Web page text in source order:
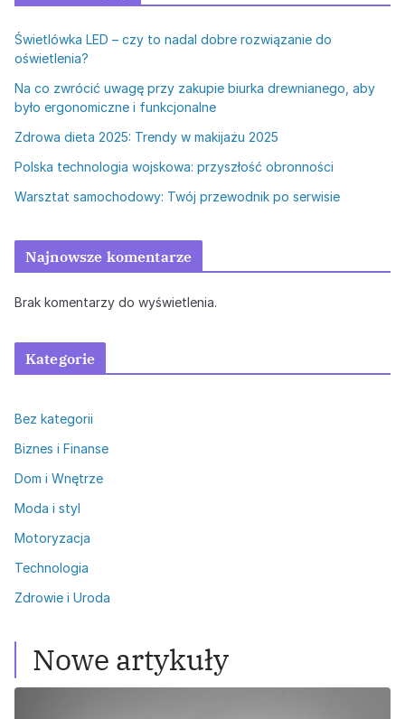
Świetlówka LED – czy to nadal dobre rozwiązanie do
oświetlenia?
Na co zwrócić uwagę przy zakupie biurka drewnianego, aby
było ergonomiczne i funkcjonalne
Zdrowa dieta 2025: Trendy w makijażu 2025
Polska technologia wojskowa: przyszłość obronności
Warsztat samochodowy: Twój przewodnik po serwisie
Najnowsze komentarze
Brak komentarzy do wyświetlenia.
Kategorie
Bez kategorii
Biznes i Finanse
Dom i Wnętrze
Moda i styl
Motoryzacja
Technologia
Zdrowie i Uroda
Nowe artykuły